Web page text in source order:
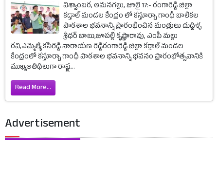
విశ్వాంబర, ఆమనగల్లు, జూలై 17:- రంగారెడ్డి జిల్లా
కడ్తాల్ మండల కేంద్రం లో కస్తూర్బా గాంధీ బాలికల
పాఠశాల భవనాన్ని ప్రారంభించిన మంత్రులు దుద్దిళ్ళ
శ్రీధర్ బాబు,జూపల్లి కృష్ణారావు, ఎంపీ మల్లు
రవి,ఎమ్మెల్యే కసిరెడ్డి నారాయణ రెడ్డిరంగారెడ్డి జిల్లా కర్తాల్ మండల
కేంద్రంలో కస్తూర్బా గాంధీ పాఠశాల భవనాన్ని భవనం ప్రారంభోత్సవానికి
ముఖ్యఅతిథిలుగా రాష్ట్ర...
Read More...
Advertisement